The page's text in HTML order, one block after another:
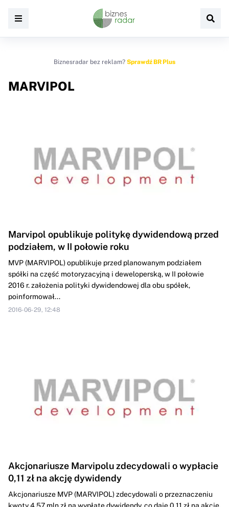
Biznesradar bez reklam? Sprawdź BR Plus
MARVIPOL
Marvipol opublikuje politykę dywidendową przed
podziałem, w II połowie roku
MVP (MARVIPOL) opublikuje przed planowanym podziałem
spółki na część motoryzacyjną i deweloperską, w II połowie
2016 r. założenia polityki dywidendowej dla obu spółek,
poinformował...
2016-06-29, 12:48
Akcjonariusze Marvipolu zdecydowali o wypłacie
0,11 zł na akcję dywidendy
Akcjonariusze MVP (MARVIPOL) zdecydowali o przeznaczeniu